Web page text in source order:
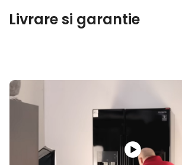
Livrare si garantie